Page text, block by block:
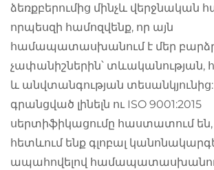
ձեռքբերումից մինչև վերջնական
որպեսզի համոզվենք, որ այն
համապատասխանում է մեր
չափանիշներին՝ տևականության,
և անվտանգության
գրանցված լինելն ու ISO 9001:2015
սերտիֆիկացումը հաստատում են,
հետևում ենք գլոբալ
ապահովելով